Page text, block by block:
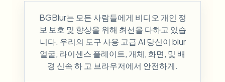
BGBlur는 모든 사람들에게 비디오 개인 정
보 보호 및 향상을 위해 최선을 다하고 있습
니다. 우리의 도구 사용 고급 AI 당신이 blur
얼굴, 라이센스 플레이트, 개체, 화면, 및 배
경 신속 하 고 브라우저에서 안전하게.